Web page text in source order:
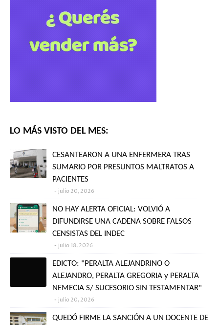
LO MÁS VISTO DEL MES:
CESANTEARON A UNA ENFERMERA TRAS
SUMARIO POR PRESUNTOS MALTRATOS A
PACIENTES
julio 20, 2026
NO HAY ALERTA OFICIAL: VOLVIÓ A
DIFUNDIRSE UNA CADENA SOBRE FALSOS
CENSISTAS DEL INDEC
julio 18, 2026
EDICTO: "PERALTA ALEJANDRINO O
ALEJANDRO, PERALTA GREGORIA y PERALTA
NEMECIA S/ SUCESORIO SIN TESTAMENTAR"
julio 20, 2026
QUEDÓ FIRME LA SANCIÓN A UN DOCENTE DE